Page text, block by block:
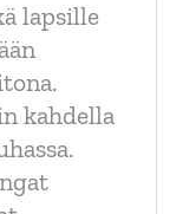
lapsille
kahdella